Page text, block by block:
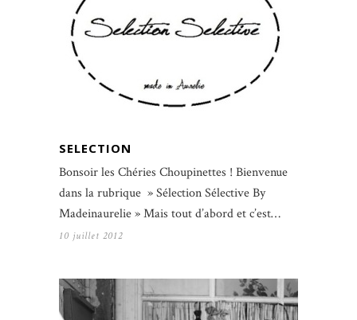
SELECTION
Bonsoir les Chéries Choupinettes ! Bienvenue
dans la rubrique » Sélection Sélective By
Madeinaurelie » Mais tout d’abord et c’est…
10 juillet 2012